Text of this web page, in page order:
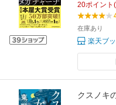
20ポイント (
在庫あり
楽天ブ
クスノキ